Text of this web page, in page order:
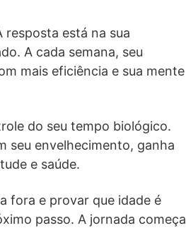
está na sua
A cada semana, seu
mais eficiência e sua mente
do seu tempo biológico.
seu envelhecimento, ganha
e saúde.
fora e provar que idade é
passo. A jornada começa